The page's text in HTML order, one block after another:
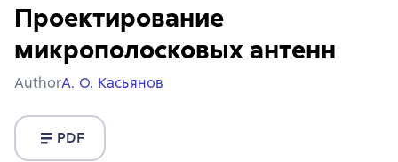
Проектирование
микрополосковых антенн
AuthorА. О. Касьянов
PDF